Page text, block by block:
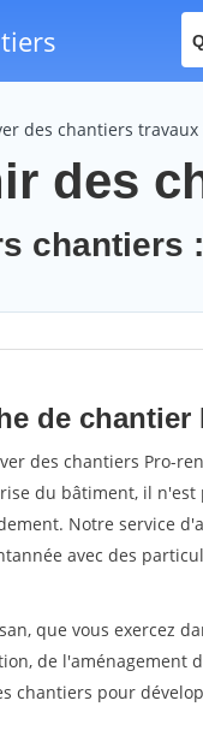
des chantiers
des
chantiers
de
des chantiers Pro-
du bâtiment, il n'est
Notre service
avec des
que vous exercez
de l'aménagement
chantiers pour